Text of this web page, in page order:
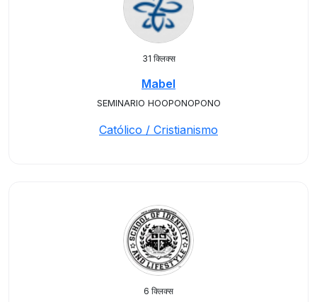
31 क्लिक्स
Mabel
SEMINARIO HOOPONOPONO
Católico / Cristianismo
6 क्लिक्स